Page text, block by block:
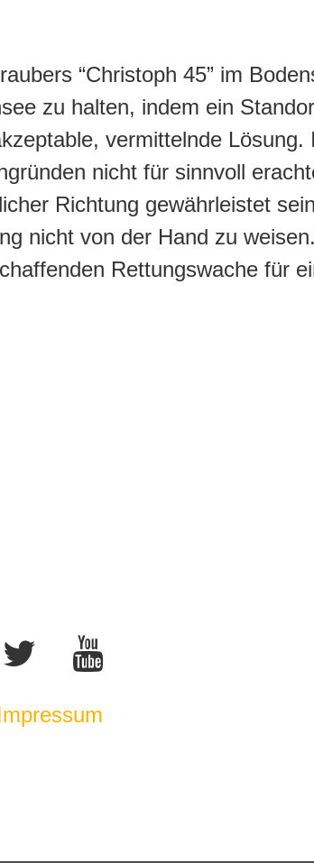
“Christoph 45” im
zu halten, indem ein
vermittelnde Lösung.
nicht für sinnvoll
Richtung gewährleistet
nicht von der Hand zu
Rettungswache für